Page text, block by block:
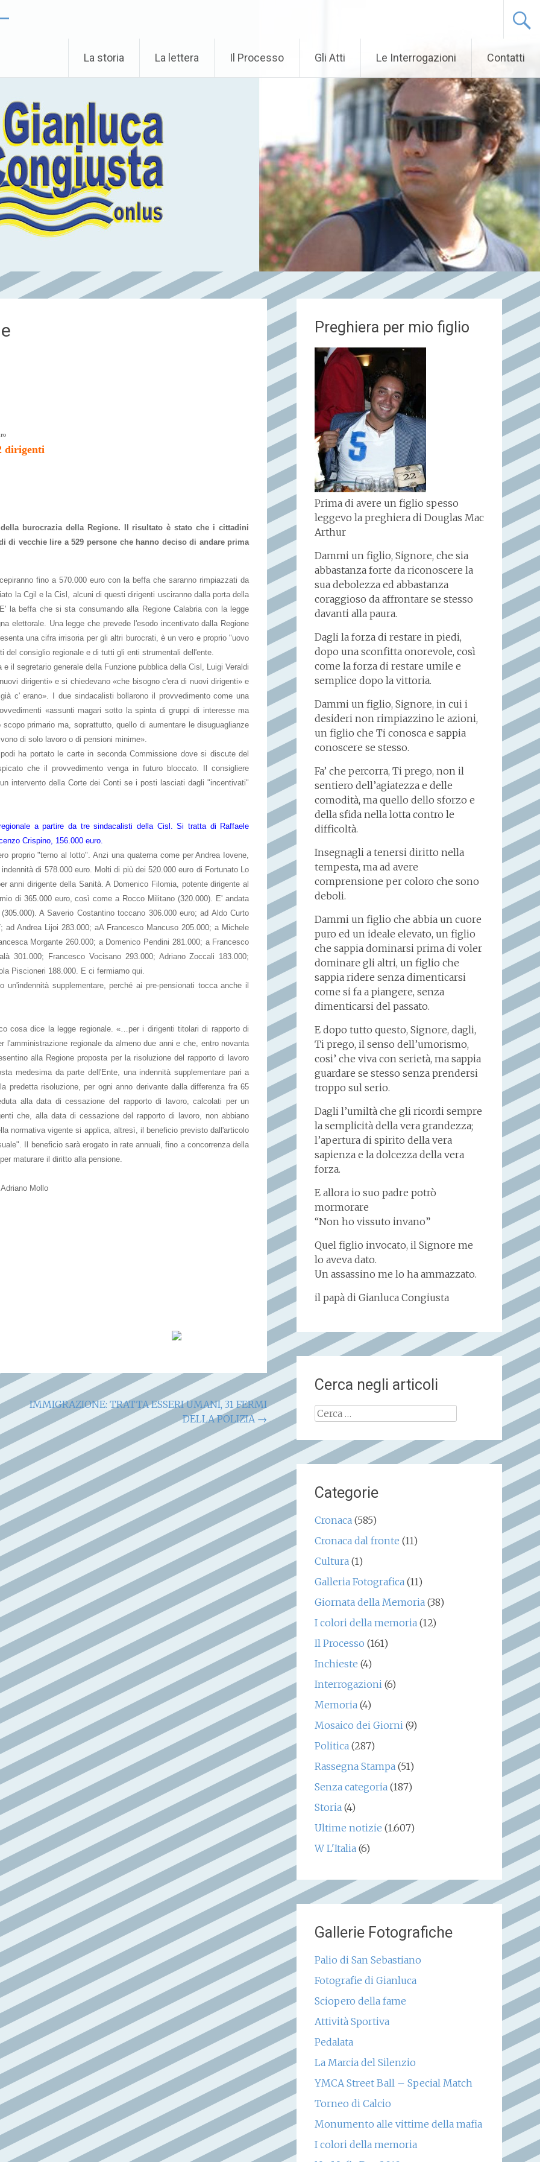
La storia La lettera Il Processo Gli Atti Le Interrogazioni Contatti
dirigenti
burocrazia della Regione. Il risultato è stato che i cittadini
di vecchie lire a 529 persone che hanno deciso di andare prima
fino a 570.000 euro con la beffa che saranno rimpiazzati da
la Cgil e la Cisl, alcuni di questi dirigenti usciranno dalla porta della
la beffa che si sta consumando alla Regione Calabria con la legge
elettorale. Una legge che prevede l'esodo incentivato dalla Regione
una cifra irrisoria per gli altri burocrati, è un vero e proprio "uovo
consiglio regionale e di tutti gli enti strumentali dell'ente.
il segretario generale della Funzione pubblica della Cisl, Luigi Veraldi
dirigenti» e si chiedevano «che bisogno c'era di nuovi dirigenti» e
c' erano». I due sindacalisti bollarono il provvedimento come una
«assunti magari sotto la spinta di gruppi di interesse ma
primario ma, soprattutto, quello di aumentare le disuguaglianze
di solo lavoro o di pensioni minime».
ha portato le carte in seconda Commissione dove si discute del
che il provvedimento venga in futuro bloccato. Il consigliere
intervento della Corte dei Conti se i posti lasciati dagli "incentivati"
a partire da tre sindacalisti della Cisl. Si tratta di Raffaele
Crispino, 156.000 euro.
proprio "terno al lotto". Anzi una quaterna come per Andrea Iovene,
di 578.000 euro. Molti di più dei 520.000 euro di Fortunato Lo
anni dirigente della Sanità. A Domenico Filomia, potente dirigente al
di 365.000 euro, così come a Rocco Militano (320.000). E' andata
A Saverio Costantino toccano 306.000 euro; ad Aldo Curto
Andrea Lijoi 283.000; aA Francesco Mancuso 205.000; a Michele
Morgante 260.000; a Domenico Pendini 281.000; a Francesco
301.000; Francesco Vocisano 293.000; Adriano Zoccali 183.000;
Piscioneri 188.000. E ci fermiamo qui.
supplementare, perché ai pre-pensionati tocca anche il
cosa dice la legge regionale. «…per i dirigenti titolari di rapporto di
regionale da almeno due anni e che, entro novanta
alla Regione proposta per la risoluzione del rapporto di lavoro
medesima da parte dell'Ente, una indennità supplementare pari a
predetta risoluzione, per ogni anno derivante dalla differenza fra 65
alla data di cessazione del rapporto di lavoro, calcolati per un
che, alla data di cessazione del rapporto di lavoro, non abbiano
normativa vigente si applica, altresì, il beneficio previsto dall'articolo
Il beneficio sarà erogato in rate annuali, fino a concorrenza della
maturare il diritto alla pensione.
Mollo
IMMIGRAZIONE: TRATTA ESSERI UMANI, 31 FERMI
DELLA POLIZIA →
Preghiera per mio figlio
Prima di avere un figlio spesso
leggevo la preghiera di Douglas Mac
Arthur
Dammi un figlio, Signore, che sia
abbastanza forte da riconoscere la
sua debolezza ed abbastanza
coraggioso da affrontare se stesso
davanti alla paura.
Dagli la forza di restare in piedi,
dopo una sconfitta onorevole, così
come la forza di restare umile e
semplice dopo la vittoria.
Dammi un figlio, Signore, in cui i
desideri non rimpiazzino le azioni,
un figlio che Ti conosca e sappia
conoscere se stesso.
Fa’ che percorra, Ti prego, non il
sentiero dell’agiatezza e delle
comodità, ma quello dello sforzo e
della sfida nella lotta contro le
difficoltà.
Insegnagli a tenersi diritto nella
tempesta, ma ad avere
comprensione per coloro che sono
deboli.
Dammi un figlio che abbia un cuore
puro ed un ideale elevato, un figlio
che sappia dominarsi prima di voler
dominare gli altri, un figlio che
sappia ridere senza dimenticarsi
come si fa a piangere, senza
dimenticarsi del passato.
E dopo tutto questo, Signore, dagli,
Ti prego, il senso dell’umorismo,
cosi’ che viva con serietà, ma sappia
guardare se stesso senza prendersi
troppo sul serio.
Dagli l’umiltà che gli ricordi sempre
la semplicità della vera grandezza;
l’apertura di spirito della vera
sapienza e la dolcezza della vera
forza.
E allora io suo padre potrò
mormorare
“Non ho vissuto invano”
Quel figlio invocato, il Signore me
lo aveva dato.
Un assassino me lo ha ammazzato.
il papà di Gianluca Congiusta
Cerca negli articoli
Ricerca
Categorie
Cronaca(585)
Cronaca dal fronte (11)
Cultura(1)
Galleria Fotografica(11)
Giornata della Memoria(38)
I colori della memoria(12)
Il Processo (161)
Inchieste (4)
Interrogazioni(6)
Memoria(4)
Mosaico dei Giorni(9)
Politica(287)
Rassegna Stampa(51)
Senza categoria(187)
Storia(4)
Ultime notizie (1.607)
W L'Italia(6)
Gallerie Fotografiche
Palio di San Sebastiano
Fotografie di Gianluca
Sciopero della fame
Attività Sportiva
Pedalata
La Marcia del Silenzio
YMCA Street Ball – Special Match
Torneo di Calcio
Monumento alle vittime della mafia
I colori della memoria